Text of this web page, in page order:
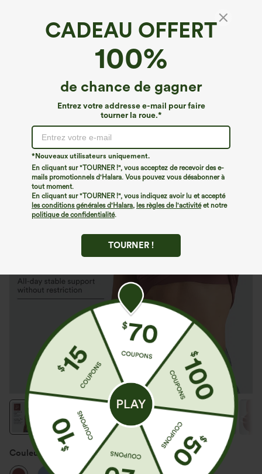
CADEAU OFFERT
100%
de chance de gagner
Entrez votre addresse e-mail pour faire
tourner la roue.*
*Nouveaux utilisateurs uniquement.
En cliquant sur "TOURNER !", vous acceptez de recevoir des e-
mails promotionnels d'Halara. Vous pouvez vous désabonner à
tout moment.
En cliquant sur "TOURNER !", vous indiquez avoir lu et accepté
les conditions générales d'Halara, les règles de l'activitéet notre
politique de confidentialité.
TOURNER !
T-shirt décontracté à encolure dégagée,
manches courtes et soutien-gorge intégré —
Couleur Brandy Snifter